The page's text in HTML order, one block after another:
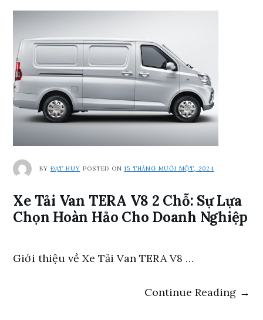
BY ĐẠT HUY POSTED ON15 THÁNG MƯỜI MỘT, 2024
Xe Tải Van TERA V8 2 Chỗ: Sự Lựa
Chọn Hoàn Hảo Cho Doanh Nghiệp
Giới thiệu về Xe Tải Van TERA V8 …
Continue Reading →